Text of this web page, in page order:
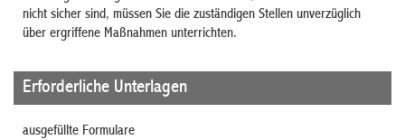
nicht sicher sind, müssen Sie die zuständigen Stellen unverzüglich
über ergriffene Maßnahmen unterrichten.
Erforderliche Unterlagen
ausgefüllte Formulare